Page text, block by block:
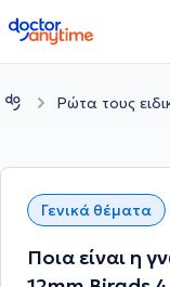
doctoranytime
Ρώτα τους
Γενικά θέματα
Ποια είναι η